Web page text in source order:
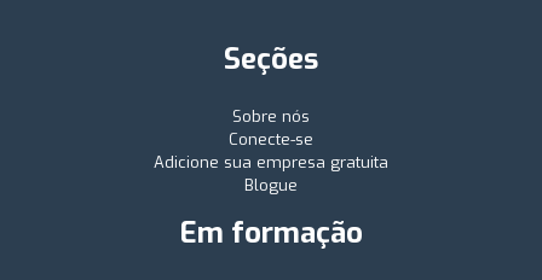
Seções
Sobre nós
Conecte-se
Adicione sua empresa gratuita
Blogue
Em formação